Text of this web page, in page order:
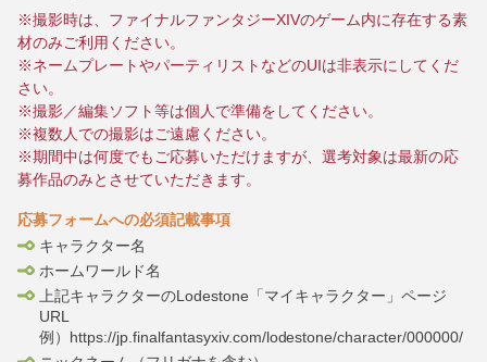
※撮影時は、ファイナルファンタジーXIVのゲーム内に存在する素
材のみご利用ください。
※ネームプレートやパーティリストなどのUIは非表示にしてくだ
さい。
※撮影／編集ソフト等は個人で準備をしてください。
※複数人での撮影はご遠慮ください。
※期間中は何度でもご応募いただけますが、選考対象は最新の応
募作品のみとさせていただきます。
応募フォームへの必須記載事項
キャラクター名
ホームワールド名
上記キャラクターのLodestone「マイキャラクター」ページ
URL
例）https://jp.finalfantasyxiv.com/lodestone/character/000000/